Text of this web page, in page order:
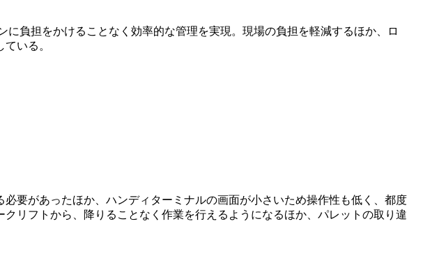
負担をかけることなく効率的な管理を実現。現場の負担を軽減するほか、ロ
いる。
要があったほか、ハンディターミナルの画面が小さいため操作性も低く、都度
リフトから、降りることなく作業を行えるようになるほか、パレットの取り違